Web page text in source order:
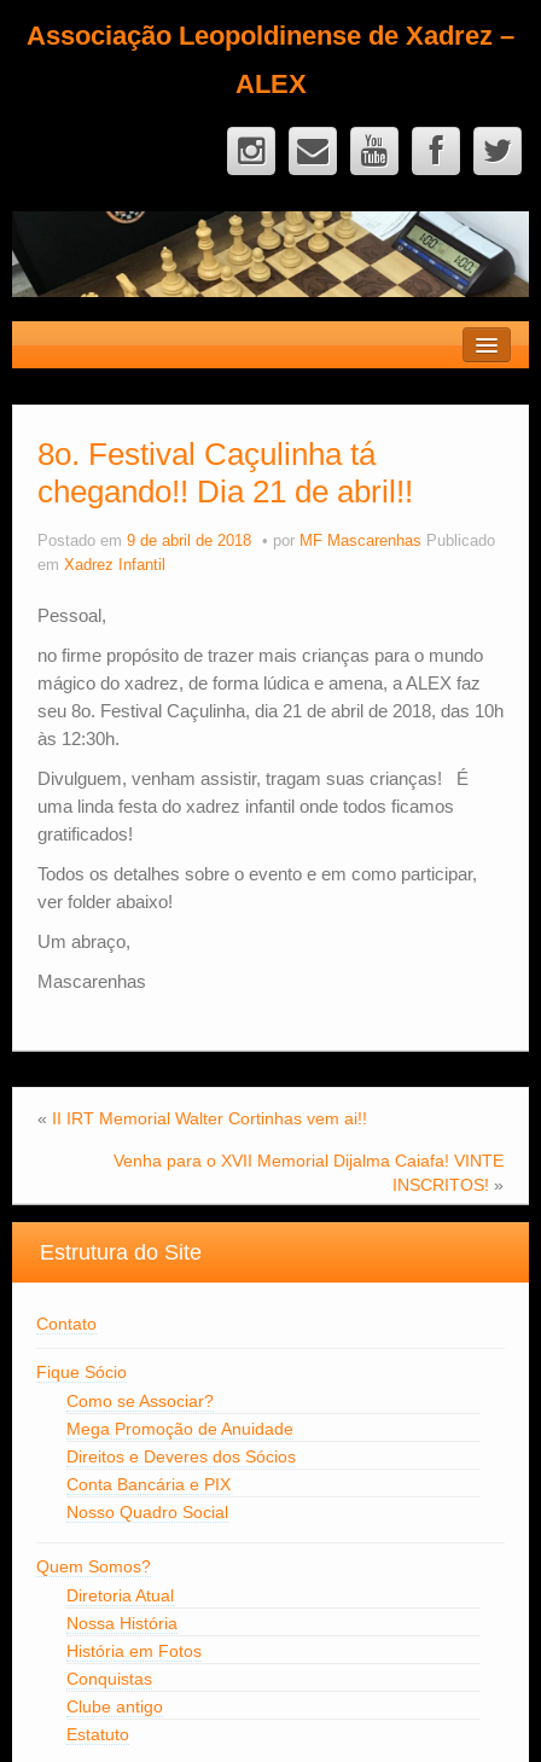
Associação Leopoldinense de Xadrez –
ALEX
Fique Sócio
Quem Somos?
Calendário
8o. Festival Caçulinha tá
chegando!! Dia 21 de abril!!
Postado em 9 de abril de 2018 por MF Mascarenhas Publicado
em Xadrez Infantil
Pessoal,
no firme propósito de trazer mais crianças para o mundo
mágico do xadrez, de forma lúdica e amena, a ALEX faz
seu 8o. Festival Caçulinha, dia 21 de abril de 2018, das 10h
às 12:30h.
Divulguem, venham assistir, tragam suas crianças! É
uma linda festa do xadrez infantil onde todos ficamos
gratificados!
Todos os detalhes sobre o evento e em como participar,
ver folder abaixo!
Um abraço,
Mascarenhas
« II IRT Memorial Walter Cortinhas vem ai!!
Venha para o XVII Memorial Dijalma Caiafa! VINTE
INSCRITOS! »
Estrutura do Site
Contato
Fique Sócio
Como se Associar?
Mega Promoção de Anuidade
Direitos e Deveres dos Sócios
Conta Bancária e PIX
Nosso Quadro Social
Quem Somos?
Diretoria Atual
Nossa História
História em Fotos
Conquistas
Clube antigo
Estatuto